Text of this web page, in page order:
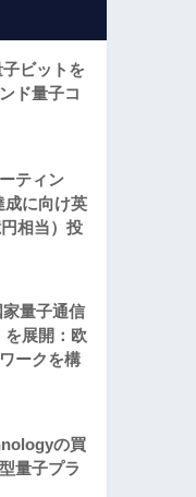
ビットを
ド量子コ
ティン
成に向け英
相当）投
量子通信
を展開：欧
ークを構
の買
量子プラ